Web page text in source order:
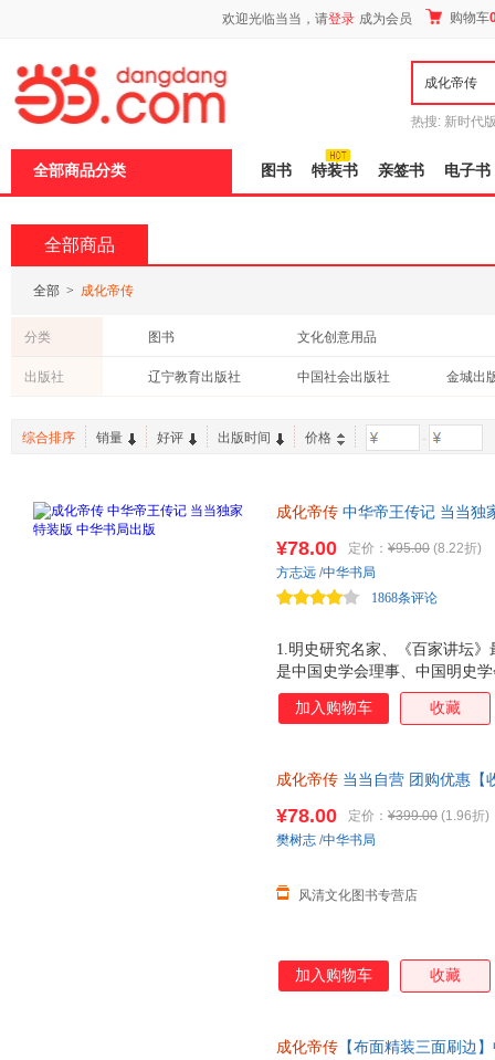
欢迎光临当当，请登录 成为会员 购物车
热搜: 新时代
全部商品分类 图书 特装书 亲签书 电子书
全部商品
全部 > 成化帝传
分类 图书 文化创意用品
出版社 辽宁教育出版社 中国社会出版社
金城出
综合排序
销量 好评 出版时间 价格 -
成化帝传 中华帝王传记 当当独
皇后、荆襄流民、西北边患、
上朝不议政……一本书读懂明成
1.明史研究名家、《百家讲坛
是中国史学会理事、中国明史
迎的《百家讲坛》主讲人。他
帝这位 沉默的帝王 首次被完
理疾患者等不同身份与角色。
风气的大变，如消费习俗、邻
民文学等，成化时期已见其萌
¥78.00 定价： ¥95.00 (8.22折)
1868条评论
方志远 /中华书局
加入购物车 收藏
成化帝传 当当自营 团购优惠【
¥78.00 定价： ¥399.00 (1.96折)
风清文化图书专营店
樊树志 /中华书局
加入购物车 收藏
成化帝传 【布面精装三面刷边
页
加